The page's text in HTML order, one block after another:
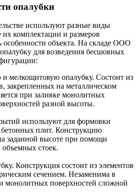
опалубки
используют разные виды
комплектации и размеров
особенности объекта. На складе ООО
для возведения бесшовных
мелкощитовую опалубку. Состоит из
закрепленных на металлическом
при заливке монолитных
разной высоты.
используют для формовки
бетонных плит. Конструкцию
заданной высоте при помощи
стоек.
Конструкция состоит из элементов
сечением. Незаменима в
монолитных поверхностей сложной